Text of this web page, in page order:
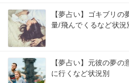
【夢占い】ゴキブリ
量/飛んでくるなど状況
【夢占い】元彼の夢
に行くなど状況別